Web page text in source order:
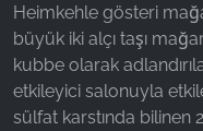
Heimkehle gösteri
büyük iki alçı taşı
kubbe olarak
etkileyici salonuyla
sülfat karstında